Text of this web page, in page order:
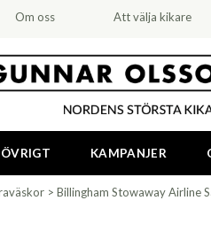
Om oss Att välja kikare
ÖVRIGT KAMPANJER
> Billingham Stowaway Airline